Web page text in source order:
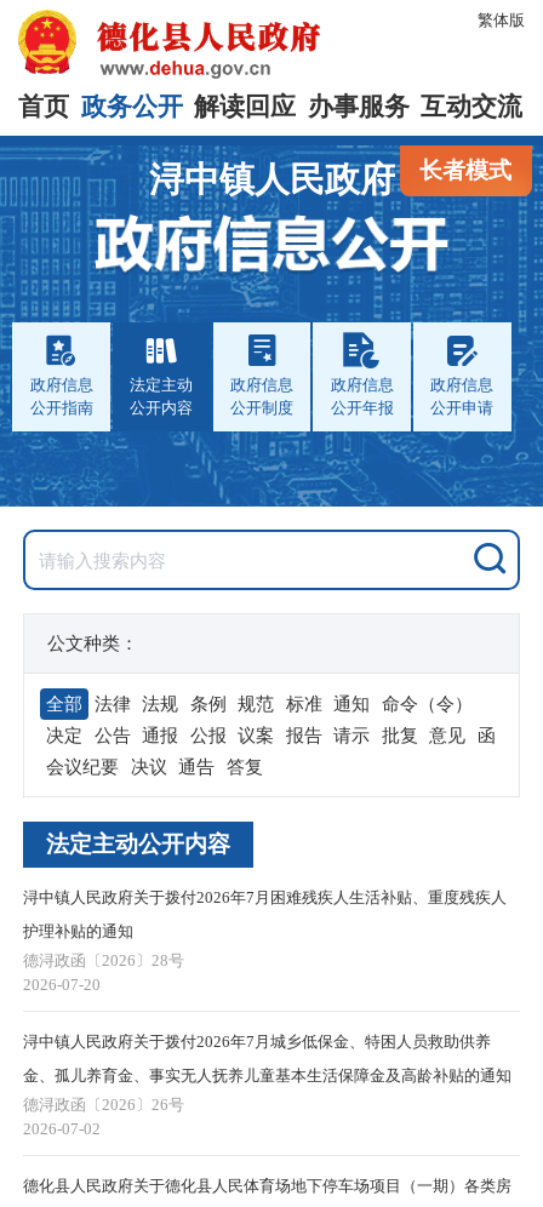
繁体版
首页 政务公开 解读回应 办事服务 互动交流
长者模式
浔中镇人民政府
政府信息
公开指南
法定主动
公开内容
政府信息
公开制度
政府信息
公开年报
政府信息
公开申请
公文种类：
全部 法律 法规 条例 规范 标准 通知
命令（令）
决定
公告 通报 公报 议案 报告 请示 批复 意见
函
会议纪要
决议 通告 答复
法定主动公开内容
浔中镇人民政府关于拨付2026年7月困难残疾人生活补贴、重度残疾人
护理补贴的通知
德浔政函〔2026〕28号
2026-07-20
浔中镇人民政府关于拨付2026年7月城乡低保金、特困人员救助供养
金、孤儿养育金、事实无人抚养儿童基本生活保障金及高龄补贴的通知
德浔政函〔2026〕26号
2026-07-02
德化县人民政府关于德化县人民体育场地下停车场项目（一期）各类房